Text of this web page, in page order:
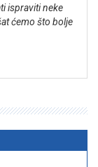
ispraviti neke
ćemo što bolje